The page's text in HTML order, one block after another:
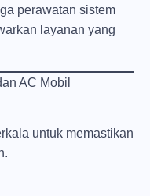
perawatan sistem
layanan yang
AC Mobil
untuk memastikan